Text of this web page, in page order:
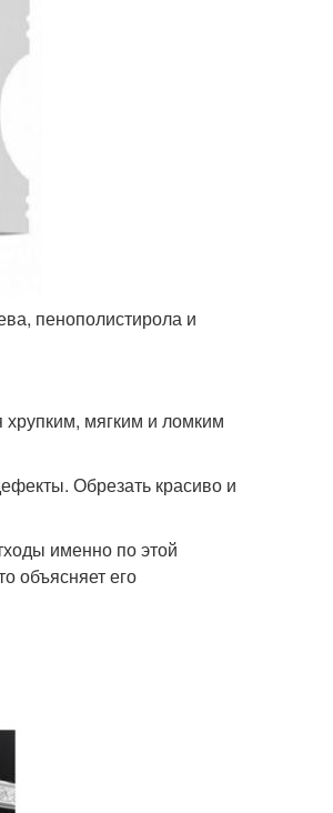
пенополистирола и
мягким и ломким
Обрезать красиво и
именно по этой
объясняет его